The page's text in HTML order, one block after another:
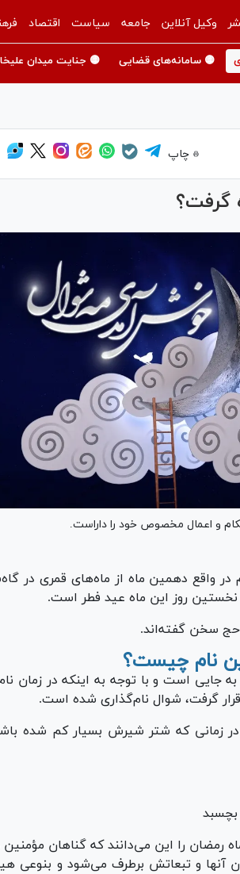
وکیل آنلاین جامعه سیاست اقتصاد
🟡 سامانه‌های قضایی 🟡 جنایت میدان
چاپ
گرفت؟
و اعمال مخصوص خود را داراست.
در واقع دهمین ماه از ماه‌های قمری در
روز این ماه عید فطر است.
حج سخن گفته‌اند.
نام چیست؟
جایی است و با توجه به اینکه در زمان
گرفت، شوال نام‌گذاری شده است.
زمانی که شتر شیرش بسیار کم شده
رمضان را این می‌دانند که گناهان
و تبعاتش برطرف می‌شود و بنوعی